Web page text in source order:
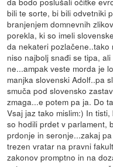
bili te sorte, bi bili odvetniki
branjenjem domnevnih
porekla, ki so imeli
da nekateri
niso najbolj snađi se tipa,
ne...ampak veste morda je
manjka slovenski Adolf..pa
smuča pod slovensko
zmaga...e potem pa ja. Do
Vsaj jaz tako mislim:) In
so hodili prdet v parlament,
prdonje in seronje...zakaj
trezen vratar na pravni
zakonov promptno in na